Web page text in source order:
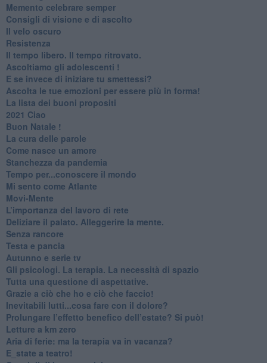
​Memento celebrare semper
​Consigli di visione e di ascolto
​Il velo oscuro
Resistenza
​Il tempo libero. Il tempo ritrovato.
Ascoltiamo gli adolescenti !
​E se invece di iniziare tu smettessi?
​Ascolta le tue emozioni per essere più in forma!
​La lista dei buoni propositi
2021 Ciao
Buon Natale !
​La cura delle parole
​Come nasce un amore
Stanchezza da pandemia
​Tempo per...conoscere il mondo
​Mi sento come Atlante
​Movi-Mente
​L’importanza del lavoro di rete
​Deliziare il palato. Alleggerire la mente.
​Senza rancore
​Testa e pancia
​Autunno e serie tv
​Gli psicologi. La terapia. La necessità di spazio
​Tutta una questione di aspettative.
​Grazie a ciò che ho e ciò che faccio!
​Inevitabili lutti...cosa fare con il dolore?
Prolungare l’effetto benefico dell’estate? Si può!
​Letture a km zero
​Aria di ferie: ma la terapia va in vacanza?
​E_state a teatro!